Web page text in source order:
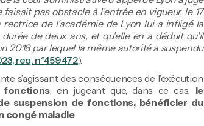
pas obstacle à l'entrée en vigueur, le 17
rectrice de l'académie de Lyon lui a infligé la
de deux ans, et qu'elle en a déduit qu'il
2018 par lequel la même autorité a suspendu
req. n°459472).
s’agissant des conséquences de l’exécution
fonctions, en jugeant que, dans ce cas, le
suspension de fonctions, bénéficier du
congé maladie: